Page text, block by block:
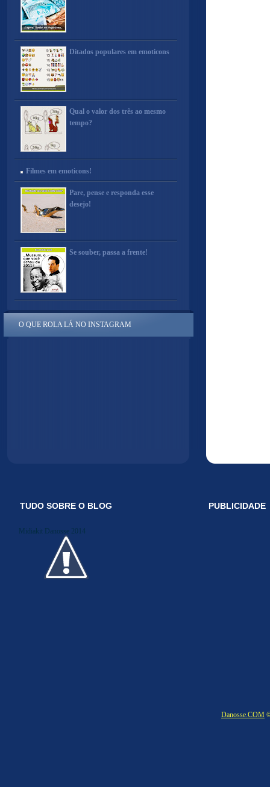
Ditados populares em emoticons
Qual o valor dos três ao mesmo
tempo?
Filmes em emoticons!
Pare, pense e responda esse
desejo!
Se souber, passa a frente!
O QUE ROLA LÁ NO INSTAGRAM
TUDO SOBRE O BLOG
Midiakit Danosse 2014
PUBLICIDADE
Danosse.COM